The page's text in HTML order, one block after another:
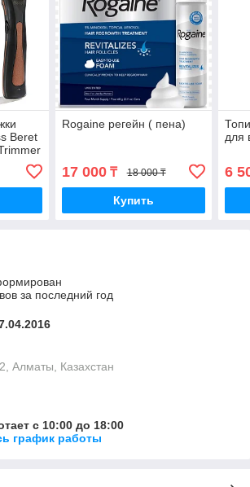
Beret
Rogaine регейн ( пена)
17 000₸ 18 000 ₸
Купить
для
6
за последний год
Алматы, Казахстан
с 10:00 до 18:00
график работы